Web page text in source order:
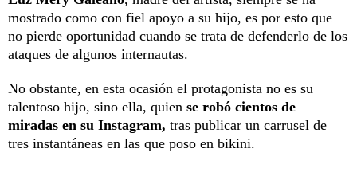
mostrado como con fiel apoyo a su hijo, es por esto que
no pierde oportunidad cuando se trata de defenderlo de los
ataques de algunos internautas.
No obstante, en esta ocasión el protagonista no es su
talentoso hijo, sino ella, quien se robó cientos de
miradas en su Instagram, tras publicar un carrusel de
tres instantáneas en las que poso en bikini.